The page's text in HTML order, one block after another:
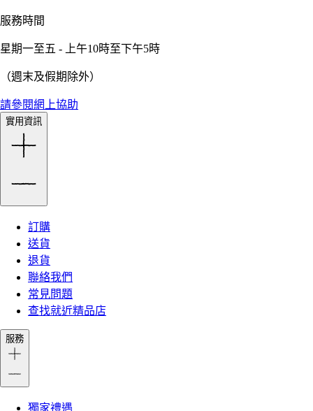
服務時間
星期一至五 - 上午10時至下午5時
（週末及假期除外）
請參閱網上協助
實用資訊
訂購
送貨
退貨
聯絡我們
常見問題
查找就近精品店
服務
獨家禮遇